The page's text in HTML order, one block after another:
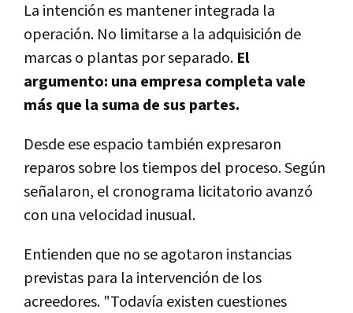
La intención es mantener integrada la
operación. No limitarse a la adquisición de
marcas o plantas por separado. El
argumento: una empresa completa vale
más que la suma de sus partes.
Desde ese espacio también expresaron
reparos sobre los tiempos del proceso. Según
señalaron, el cronograma licitatorio avanzó
con una velocidad inusual.
Entienden que no se agotaron instancias
previstas para la intervención de los
acreedores. "Todavía existen cuestiones